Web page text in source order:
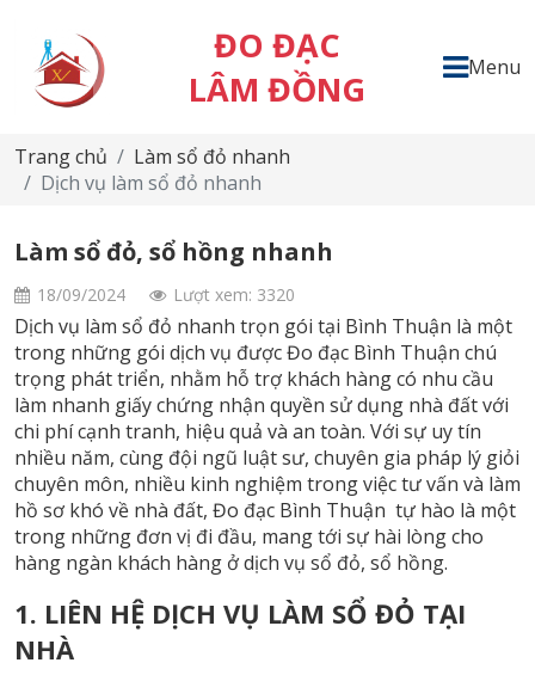
ĐO ĐẠC
LÂM ĐỒNG
Menu
Trang chủ
Làm sổ đỏ nhanh
Dịch vụ làm sổ đỏ nhanh
Làm sổ đỏ, sổ hồng nhanh
18/09/2024 Lượt xem: 3320
Dịch vụ làm sổ đỏ nhanh trọn gói tại Bình Thuận là một
trong những gói dịch vụ được Đo đạc Bình Thuận chú
trọng phát triển, nhằm hỗ trợ khách hàng có nhu cầu
làm nhanh giấy chứng nhận quyền sử dụng nhà đất với
chi phí cạnh tranh, hiệu quả và an toàn. Với sự uy tín
nhiều năm, cùng đội ngũ luật sư, chuyên gia pháp lý giỏi
chuyên môn, nhiều kinh nghiệm trong việc tư vấn và làm
hồ sơ khó về nhà đất, Đo đạc Bình Thuận tự hào là một
trong những đơn vị đi đầu, mang tới sự hài lòng cho
hàng ngàn khách hàng ở dịch vụ sổ đỏ, sổ hồng.
1. LIÊN HỆ DỊCH VỤ LÀM SỔ ĐỎ TẠI
NHÀ